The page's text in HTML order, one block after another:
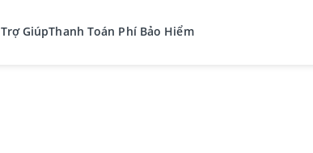
Trợ GiúpThanh Toán Phí Bảo Hiểm